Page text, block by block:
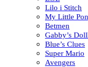
Lilo i Stitch
My Little
Betmen
Gabby’s
Blue’s Clues
Super Mario
Avengers